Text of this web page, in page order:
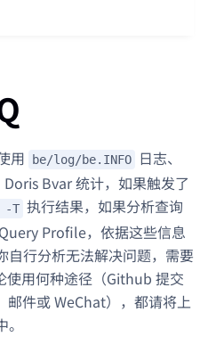
用 be/log/be.INFO
日志、
Bvar 统计，如果触发了
-T 执行结果，如果分析查询
Profile，依据这些信息
自行分析无法解决问题，需要
使用何种途径（Github 提交
邮件或 WeChat），都请将上